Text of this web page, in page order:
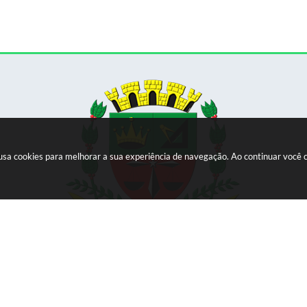
cookies para melhorar a sua experiência de navegação. Ao continuar você